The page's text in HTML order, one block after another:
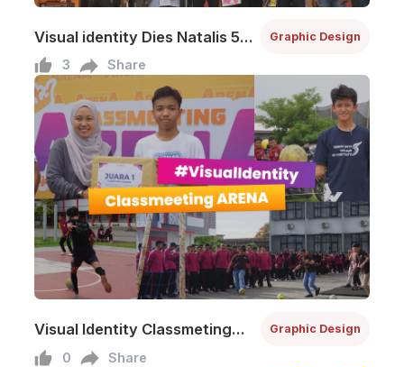
Visual identity Dies Natalis 5
SMK Telkom Sidoarjo
Graphic Design
3 Share
Visual Identity Classmeting
ARENA - SMK Telkom Sidoarjo
Graphic Design
0 Share